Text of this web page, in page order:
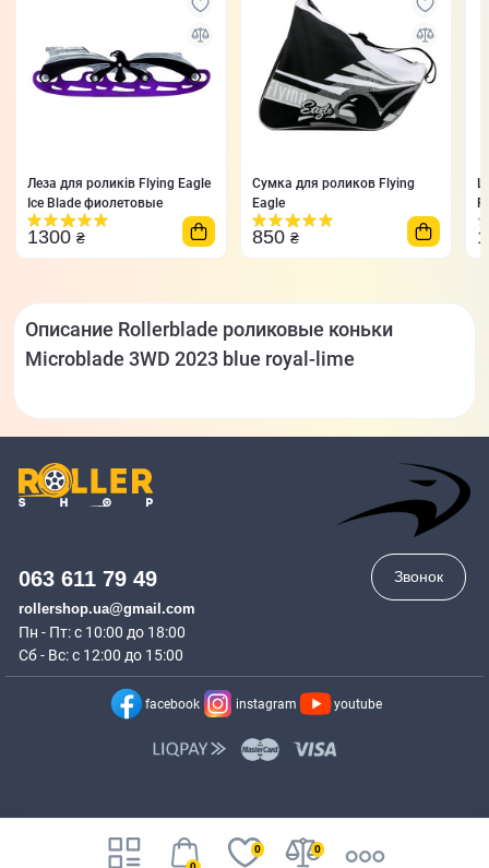
0 0
Леза для роликів Flying Eagle
Ice Blade фиолетовые
1300 ₴
Сумка для роликов Flying
Eagle
850 ₴
Описание Rollerblade роликовые коньки
Microblade 3WD 2023 blue royal-lime
063 611 79 49
rollershop.ua@gmail.com
Пн - Пт: с 10:00 до 18:00
Сб - Вс: с 12:00 до 15:00
Звонок
facebook instagram youtube